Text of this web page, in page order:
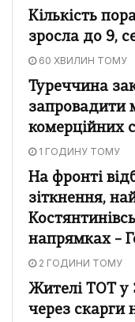
Кількість
зросла до 9,
60 ХВИЛИН ТОМУ
Туреччина
запровадити
комерційних
1 ГОДИНУ ТОМУ
На фронті
зіткнення,
напрямках –
2 ГОДИНИ ТОМУ
Жителі ТОТ у
через скарги